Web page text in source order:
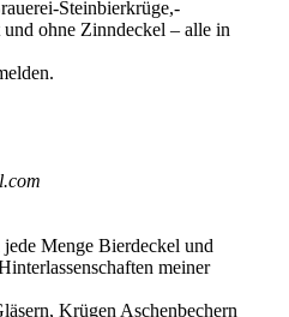
­Steinbierkrü­ge,­
ohne Zinndeckel – alle in
Menge Bierdeckel und
meiner
Krügen Aschenbechern